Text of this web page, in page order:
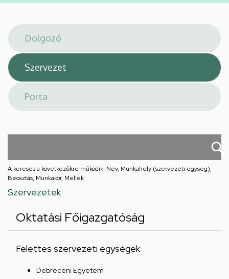
hely
A keresés a következőkre működik: Név, Munkahely (szervezeti egység),
Beosztás, Munkakör, Mellék
Szervezetek
Oktatási Főigazgatóság
Felettes szervezeti egységek
Debreceni Egyetem